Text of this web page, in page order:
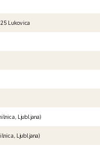
Lukovica
Ljubljana)
Ljubljana)